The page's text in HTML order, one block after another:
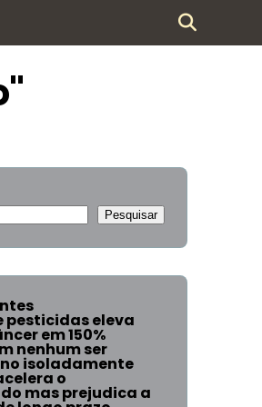
Pesquisar
pesticidas eleva
em 150%
nenhum ser
isoladamente
o
mas prejudica a